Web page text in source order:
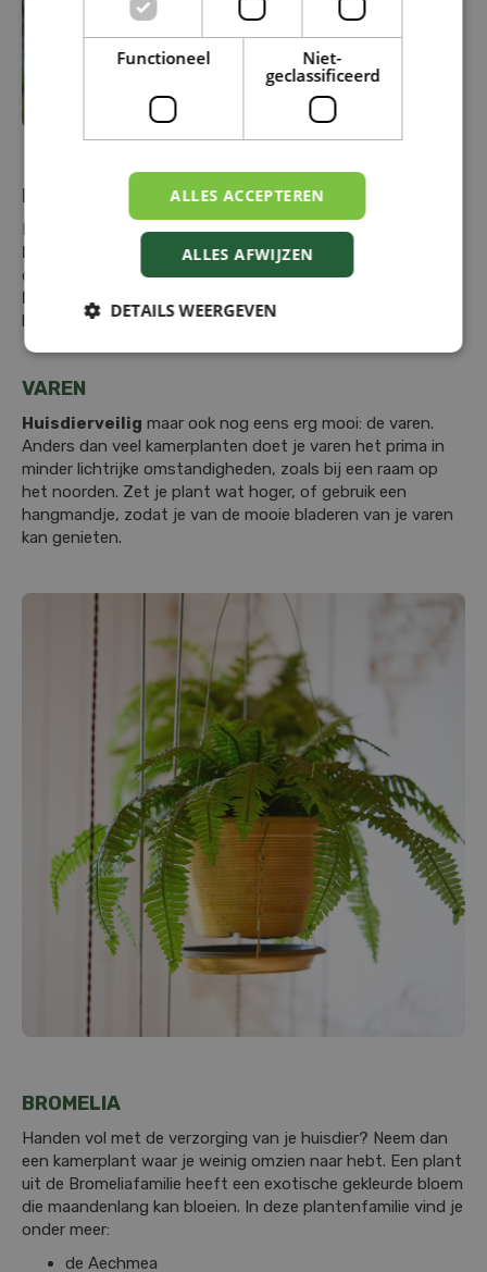
MOZAÏEKPLANT OF FITTONIA
De klein blijvende mozaïekplant heeftmooie gekleurde
bladnerven
en staat erg goed tussen een stel
diepgroene kamerplanten. Fittonia isniet giftig voor je
huisdier. Geef deze plant regelmatig genoeg water: hij
houdt niet van uitdrogen!
VAREN
Huisdierveilig maar ook nog eens erg mooi: de varen.
Anders dan veel kamerplanten doet je varen het prima in
minder lichtrijke omstandigheden, zoals bij een raam op
het noorden. Zet je plant wat hoger, of gebruik een
hangmandje, zodat je van de mooie bladeren van je varen
kan genieten.
BROMELIA
Handen vol met de verzorging van je huisdier? Neem dan
een kamerplant waar je weinig omzien naar hebt. Een plant
uit de Bromeliafamilie heeft een exotische gekleurde bloem
die maandenlang kan bloeien. In deze plantenfamilie vind je
onder meer:
de Aechmea
Functioneel
Niet-
geclassificeerd
ALLES ACCEPTEREN
ALLES AFWIJZEN
DETAILS WEERGEVEN